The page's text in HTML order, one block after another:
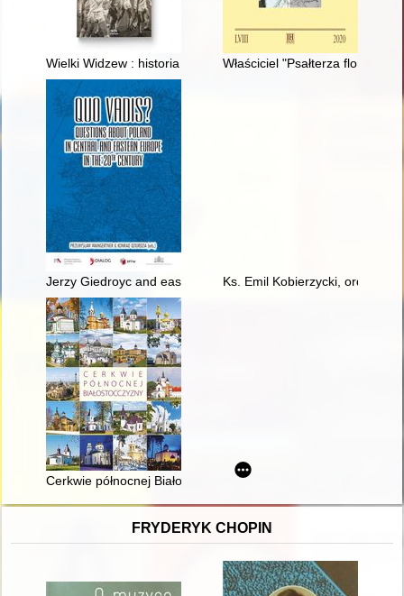
Wielki Widzew : historia polskiej drużyny wszech czasów
Właściciel "Psałterza
Jerzy Giedroyc and eastern policyKs. Emil Kobierzycki,
Cerkwie północnej Białostocczyzny
FRYDERYK CHOPIN